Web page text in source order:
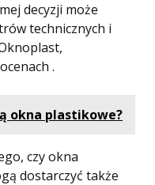
decyzji może
technicznych i
.
okna plastikowe?
czy okna
dostarczyć także